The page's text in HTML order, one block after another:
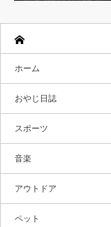
ホーム
おやじ日誌
スポーツ
音楽
アウトドア
ペット